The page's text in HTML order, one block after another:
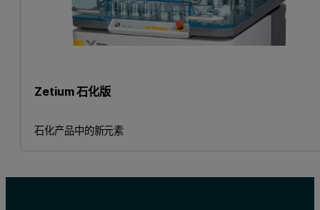
Zetium 石化版
石化产品中的新元素